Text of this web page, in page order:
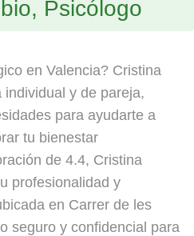
Psicólogo
en Valencia? Cristina
y de pareja,
para ayudarte a
tu bienestar
de 4.4, Cristina
profesionalidad y
en Carrer de les
seguro y confidencial para